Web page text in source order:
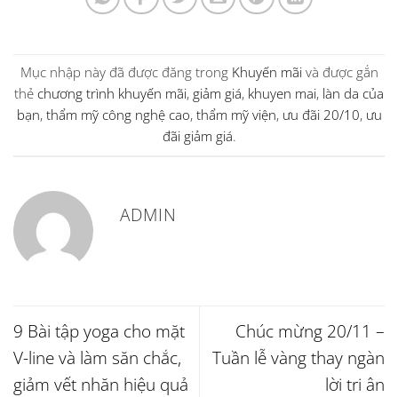
Mục nhập này đã được đăng trong Khuyến mãivà được gắn
thẻchương trình khuyến mãi, giảm giá, khuyen mai, làn da của
bạn,thẩm mỹ công nghệ cao,thẩm mỹ viện, ưu đãi 20/10, ưu
đãi giảm giá.
ADMIN
9 Bài tập yoga cho mặt
V-line và làm săn chắc,
giảm vết nhăn hiệu quả
Chúc mừng 20/11 –
Tuần lễ vàng thay ngàn
lời tri ân